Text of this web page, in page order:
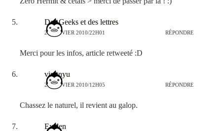
Des Geeks et des lettres
27 JANVIER 2010/22H01 RÉPONDRE
Merci pour les infos, article retweeté :D
vinhnyu
28 JANVIER 2010/12H05 RÉPONDRE
Chassez le naturel, il revient au galop.
Exelen